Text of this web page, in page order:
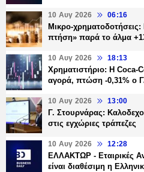
10 Αυγ 2026 06:16
Μικρο-
πτήση» παρά το άλμα
10 Αυγ 2026 18:13
Χρηματιστήριο: Η Coca-
αγορά, πτώση -0,31% ο
10 Αυγ 2026 13:00
Γ. Στουρνάρας:
στις εγχώριες τράπεζες
10 Αυγ 2026 12:28
ΕΛΛΑΚΤΩΡ - Εταιρικές
είναι διαθέσιμη η